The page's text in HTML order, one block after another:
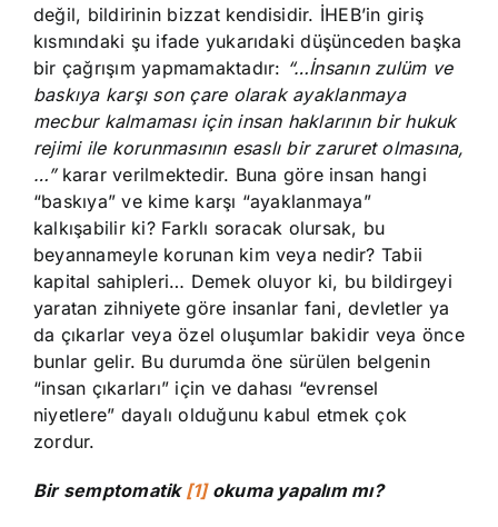
değil, bildirinin bizzat kendisidir. İHEB’in giriş
kısmındaki şu ifade yukarıdaki düşünceden başka
bir çağrışım yapmamaktadır: “…İnsanın zulüm ve
baskıya karşı son çare olarak ayaklanmaya
mecbur kalmaması için insan haklarının bir hukuk
rejimi ile korunmasının esaslı bir zaruret olmasına,
…”karar verilmektedir. Buna göre insan hangi
“baskıya” ve kime karşı “ayaklanmaya”
kalkışabilir ki? Farklı soracak olursak, bu
beyannameyle korunan kim veya nedir? Tabii
kapital sahipleri… Demek oluyor ki, bu bildirgeyi
yaratan zihniyete göre insanlar fani, devletler ya
da çıkarlar veya özel oluşumlar bakidir veya önce
bunlar gelir. Bu durumda öne sürülen belgenin
“insan çıkarları” için ve dahası “evrensel
niyetlere” dayalı olduğunu kabul etmek çok
zordur.
Bir semptomatik [1]okuma yapalım mı?